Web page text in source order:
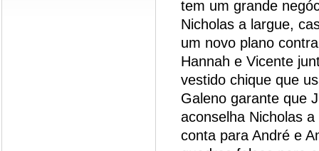
tem um grande
Nicholas a largue,
um novo plano
Hannah e Vicente
vestido chique que
Galeno garante que
aconselha Nicholas
conta para André e